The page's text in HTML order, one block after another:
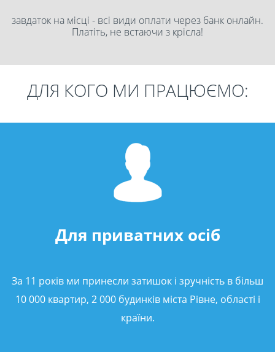
завдаток на місці - всі види оплати через банк онлайн.
Платіть, не встаючи з крісла!
ДЛЯ КОГО МИ ПРАЦЮЄМО:
Для приватних осіб
За 11 років ми принесли затишок і зручність в більш
10 000 квартир, 2 000 будинків міста Рівне, області і
країни.